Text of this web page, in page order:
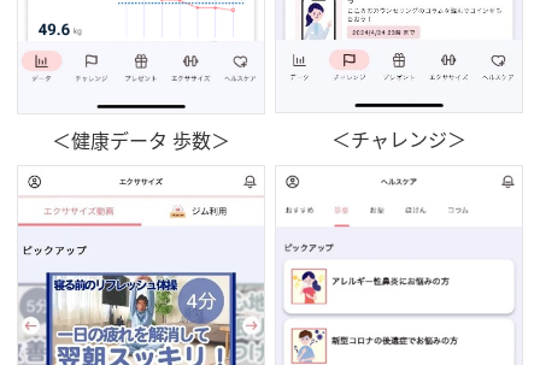
＜健康データ 歩数＞ ＜チャレンジ＞